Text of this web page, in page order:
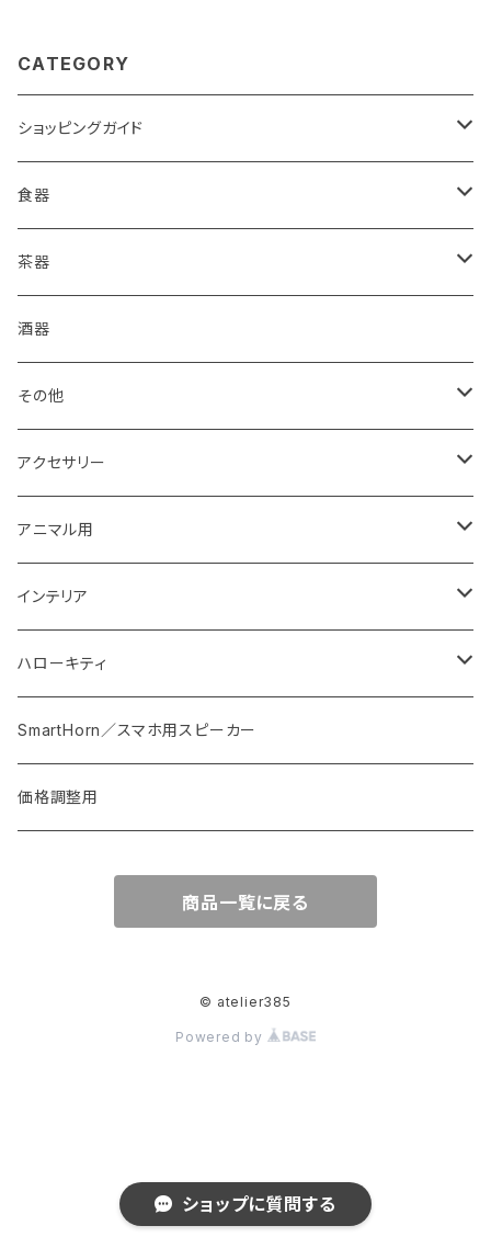
ショップに質問する
CATEGORY
ショッピングガイド
包装
ご購入前に必ずお読みください
箱・送料について
食器
皿
コーヒードリッパー
グラス・湯呑
食器セット
丼・鉢
茶器
抹茶盌
煎茶碗
湯冷まし
酒器
その他
箸置き
マドラー
おはじき
紐
スプーン・フォーク・カトラリー
アクセサリー
イヤリング・ノンホール
ピアス
ストラップ
ブローチ
アニマル用
梟用水入れ
インテリア
ウエルカムプレート
花器
椅子・テーブル
ハローキティ
皿
バッグ
SmartHorn／スマホ用スピーカー
価格調整用
商品一覧に戻る
© atelier385
Powered by